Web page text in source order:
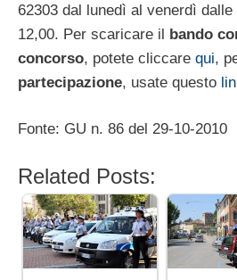
62303 dal lunedì al venerdì
12,00. Per scaricare il bando
concorso, potete cliccare qui,
partecipazione, usate questo
Fonte: GU n. 86 del 29-10-2010
Related Posts: